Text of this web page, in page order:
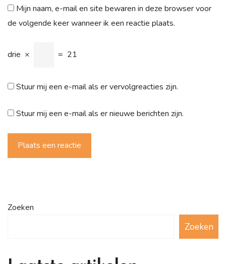
Mijn naam, e-mail en site bewaren in deze browser voor
de volgende keer wanneer ik een reactie plaats.
drie × = 21
Stuur mij een e-mail als er vervolgreacties zijn.
Stuur mij een e-mail als er nieuwe berichten zijn.
Plaats een reactie
Zoeken
Zoeken